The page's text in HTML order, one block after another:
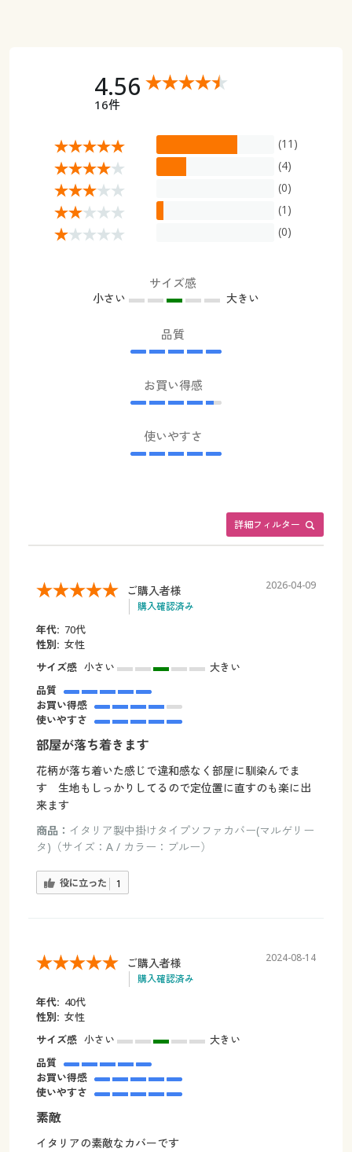
4.56
16件
(11)
(4)
(0)
(1)
(0)
サイズ感
小さい 大きい
品質
お買い得感
使いやすさ
詳細フィルター
ご購入者様
購入確認済み
2026-04-09
年代: 70代
性別: 女性
サイズ感 小さい
大きい
品質
お買い得感
使いやすさ
部屋が落ち着きます
花柄が落ち着いた感じで違和感なく部屋に馴染んでま
す 生地もしっかりしてるので定位置に直すのも楽に出
来ます
商品： イタリア製中掛けタイプソファカバー(マルゲリー
タ)（サイズ：A / カラー：ブルー）
役に立った 1
ご購入者様
購入確認済み
2024-08-14
年代: 40代
性別: 女性
サイズ感 小さい
大きい
品質
お買い得感
使いやすさ
素敵
イタリアの素敵なカバーです